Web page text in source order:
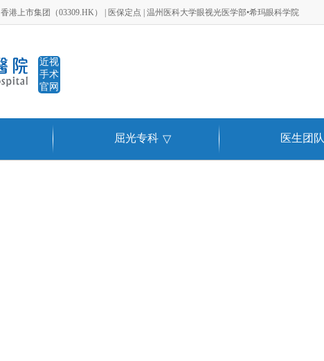
香港上市集团（03309.HK） | 医保定点 | 温州医科大学眼视光医学部•希玛眼科学院
近视
手术
官网
屈光专科 ▽ 医生团队